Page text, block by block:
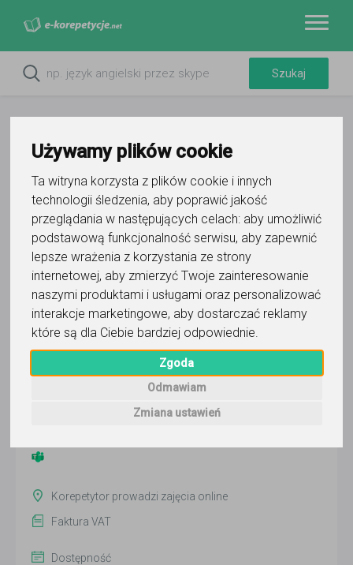
Używamy plików cookie
Ta witryna korzysta z plików cookie i innych
technologii śledzenia, aby poprawić jakość
przeglądania w następujących celach: aby umożliwić
podstawową funkcjonalność serwisu, aby zapewnić
lepsze wrażenia z korzystania ze strony
internetowej, aby zmierzyć Twoje zainteresowanie
naszymi produktami i usługami oraz personalizować
interakcje marketingowe, aby dostarczać reklamy
które są dla Ciebie bardziej odpowiednie.
Zgoda
Odmawiam
Zmiana ustawień
Do ulubionych
Oznacz wystąpienie kontaktu
Impressione
Wyślij wiadomość
Korepetytor prowadzi zajęcia online
Faktura VAT
Dostępność